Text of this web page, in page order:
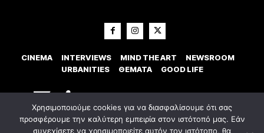
CINEMA INTERVIEWS MIND THE ART
NEWSROOM
URBANITIES
ΘΕΜΑΤΑ GOOD LIFE
Χρησιμοποιούμε cookies για να διασφαλίσουμε ότι σας
προσφέρουμε την καλύτερη εμπειρία στον ιστότοπό μας. Εάν
συνεχίσετε να χρησιμοποιείτε αυτόν τον ιστότοπο, θα